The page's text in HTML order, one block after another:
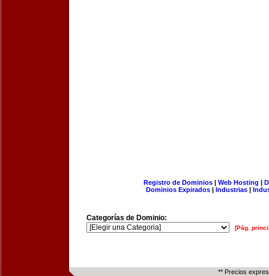
Registro de Dominios| Web Hosting |
Dominios Expirados | Industrias |
Categorías de Dominio:
[Pág.
** Precios